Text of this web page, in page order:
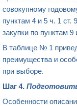
совокупному
пунктам 4 и 5 ч. 1 ст.
закупки по пунктам 9
В таблице № 1
преимущества и
при выборе.
Шаг 4.
Особенности